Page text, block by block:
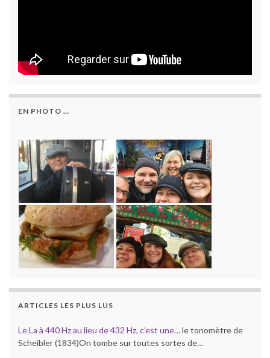
EN PHOTO …
ARTICLES LES PLUS LUS
Le La à 440 Hz au lieu de 432 Hz, c’est une…le tonomètre de
Scheibler (1834)On tombe sur toutes sortes de…